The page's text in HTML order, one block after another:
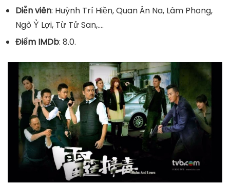
Diễn viên: Huỳnh Trí Hiền, Quan Ân Na, Lâm Phong,
Ngô Ỷ Lợi, Từ Tử San,….
Điểm IMDb: 8.0.